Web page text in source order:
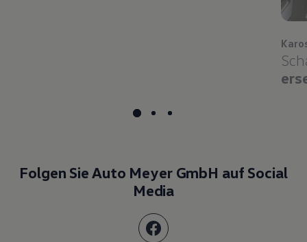
Folgen Sie Auto Meyer GmbH auf Social
Media